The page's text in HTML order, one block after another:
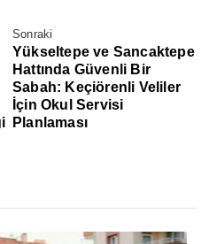
Sonraki
Yükseltepe ve Sancaktepe
Hattında Güvenli Bir
Sabah: Keçiörenli Veliler
İçin Okul Servisi
Planlaması